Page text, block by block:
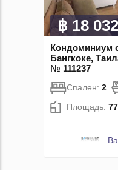
฿ 18
Кондоминиум
Бангкоке,
№ 111237
Спален: 2
Площадь: